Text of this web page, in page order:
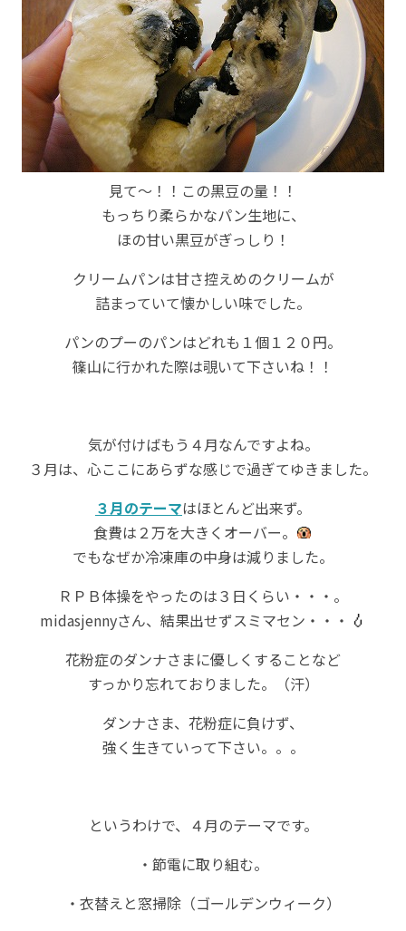
見て～！！この黒豆の量！！
もっちり柔らかなパン生地に、
ほの甘い黒豆がぎっしり！
クリームパンは甘さ控えめのクリームが
詰まっていて懐かしい味でした。
パンのプーのパンはどれも１個１２０円。
篠山に行かれた際は覗いて下さいね！！
気が付けばもう４月なんですよね。
３月は、心ここにあらずな感じで過ぎてゆきました。
３月のテーマはほとんど出来ず。
食費は２万を大きくオーバー。
でもなぜか冷凍庫の中身は減りました。
ＲＰＢ体操をやったのは３日くらい・・・。
midasjennyさん、結果出せずスミマセン・・・
花粉症のダンナさまに優しくすることなど
すっかり忘れておりました。（汗）
ダンナさま、花粉症に負けず、
強く生きていって下さい。。。
というわけで、４月のテーマです。
・節電に取り組む。
・衣替えと窓掃除（ゴールデンウィーク）